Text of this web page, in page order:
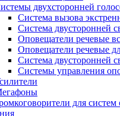
двухсторонней
Система вызова
Система двусторонней
Оповещатели речевые
Оповещатели речевые
Система двусторонней
Системы управления
для